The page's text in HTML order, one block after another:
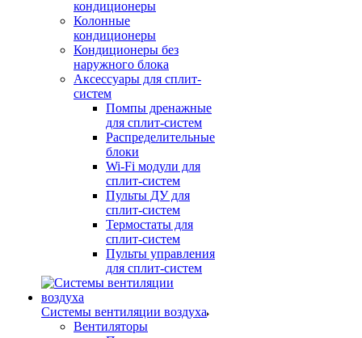
кондиционеры
Колонные
кондиционеры
Кондиционеры без
наружного блока
Аксессуары для сплит-
систем
Помпы дренажные
для сплит-систем
Распределительные
блоки
Wi-Fi модули для
сплит-систем
Пульты ДУ для
сплит-систем
Термостаты для
сплит-систем
Пульты управления
для сплит-систем
Системы вентиляции воздуха
Вентиляторы